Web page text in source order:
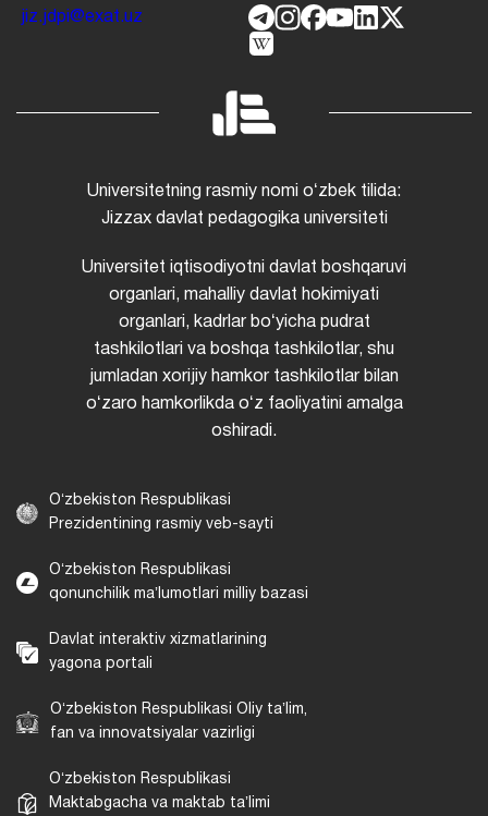
jiz.jdpi@exat.uz
Universitetning rasmiy nomi oʻzbek tilida:
Jizzax davlat pedagogika universiteti
Universitet iqtisodiyotni davlat boshqaruvi
organlari, mahalliy davlat hokimiyati
organlari, kadrlar boʻyicha pudrat
tashkilotlari va boshqa tashkilotlar, shu
jumladan xorijiy hamkor tashkilotlar bilan
oʻzaro hamkorlikda oʻz faoliyatini amalga
oshiradi.
Oʻzbekiston Respublikasi
Prezidentining rasmiy veb-sayti
Oʻzbekiston Respublikasi
qonunchilik maʼlumotlari milliy bazasi
Davlat interaktiv xizmatlarining
yagona portali
Oʻzbekiston Respublikasi Oliy taʼlim,
fan va innovatsiyalar vazirligi
Oʻzbekiston Respublikasi
Maktabgacha va maktab taʼlimi